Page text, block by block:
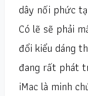
dây nối phức
Có lẽ sẽ phải
đổi kiểu dáng
đang rất phát
iMac là minh